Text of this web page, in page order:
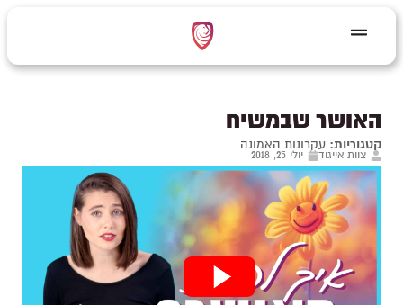
האושר שבמשיח
קטגוריות: עקרונות האמונה
צוות אייגוד יולי 25, 2018